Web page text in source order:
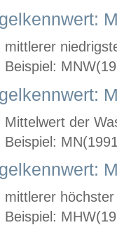
mittlerer
Beispiel:
Mittelwert der
Beispiel:
mittlerer
Beispiel: